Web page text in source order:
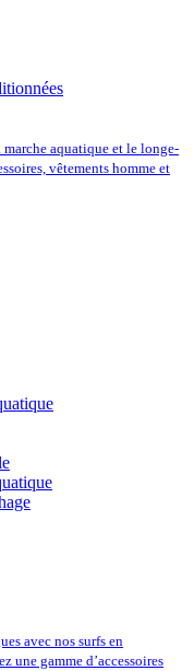
aquatique et le longe-
vêtements homme et
avec nos surfs en
une gamme d’accessoires